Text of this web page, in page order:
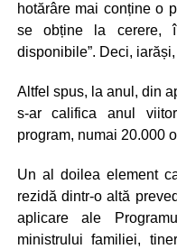
hotărâre mai conține o
se obține la cerere,
disponibile”. Deci, iarăși,
Altfel spus, la anul, din
s-ar califica anul
program, numai 20.000
Un al doilea element
rezidă dintr-o altă
aplicare ale
ministrului familiei,